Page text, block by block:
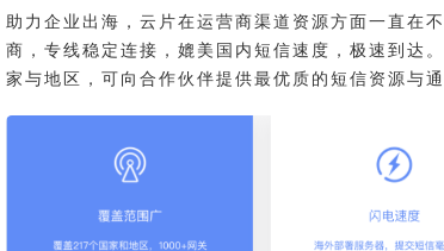
助力企业出海，云片在运营商渠道资源方面一直在
商，专线稳定连接，媲美国内短信速度，极速到达
家与地区，可向合作伙伴提供最优质的短信资源与通